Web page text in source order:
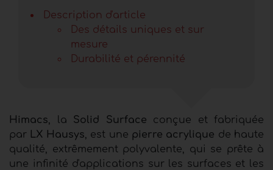
Description d'article
Des détails uniques et sur
mesure
Durabilité et pérennité
Himacs , la Solid Surface conçue et fabriquée
par LX Hausys , est une pierre acrylique de haute
qualité, extrêmement polyvalente, qui se prête à
une infinité d'applications sur les surfaces et les